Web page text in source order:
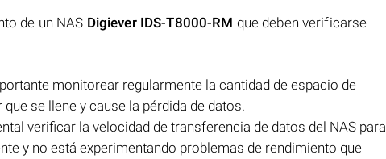
de un NAS Digiever IDS-T8000-RM que deben verificarse
monitorear regularmente la cantidad de espacio de
se llene y cause la pérdida de datos.
verificar la velocidad de transferencia de datos del NAS para
y no está experimentando problemas de rendimiento que